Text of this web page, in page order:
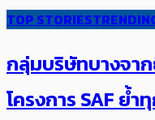
TOP STORIES
กลุ่มบริษัทบางจา
โครงการ SAF ย้